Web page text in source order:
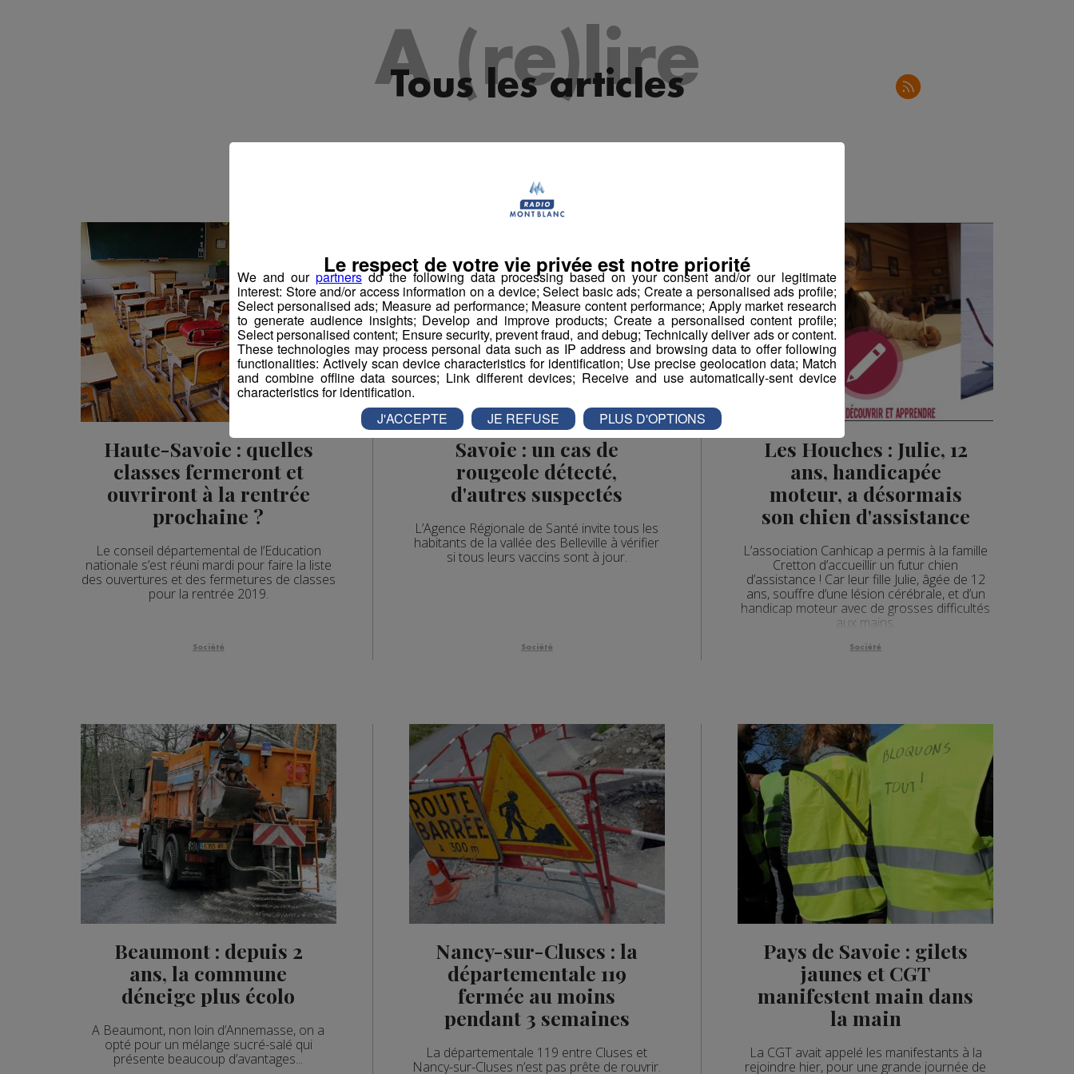
A (re)lire
Tous les articles
Haute-Savoie : quelles
classes fermeront et
ouvriront à la rentrée
prochaine ?
Le conseil départemental de l’Education
nationale s’est réuni mardi pour faire la liste
des ouvertures et des fermetures de classes
pour la rentrée 2019.
Société
Savoie : un cas de
rougeole détecté,
d'autres suspectés
L’Agence Régionale de Santé invite tous les
habitants de la vallée des Belleville à vérifier
si tous leurs vaccins sont à jour.
Société
Les Houches : Julie, 12
ans, handicapée
moteur, a désormais
son chien d'assistance
L’association Canhicap a permis à la famille
Cretton d’accueillir un futur chien
d’assistance ! Car leur fille Julie, âgée de 12
ans, souffre d’une lésion cérébrale, et d’un
handicap moteur avec de grosses difficultés
aux mains.
Société
Beaumont : depuis 2
ans, la commune
déneige plus écolo
A Beaumont, non loin d’Annemasse, on a
opté pour un mélange sucré-salé qui
présente beaucoup d’avantages...
Nancy-sur-Cluses : la
départementale 119
fermée au moins
pendant 3 semaines
La départementale 119 entre Cluses et
Nancy-sur-Cluses n’est pas prête de rouvrir.
Pays de Savoie : gilets
jaunes et CGT
manifestent main dans
la main
La CGT avait appelé les manifestants à la
rejoindre hier, pour une grande journée de
We and our partnersdo the following data processing based on your consent and/or our legitimate
interest: Store and/or access information on a device; Select basic ads; Create a personalised ads profile;
Select personalised ads; Measure ad performance; Measure content performance; Apply market research
to generate audience insights; Develop and improve products; Create a personalised content profile;
Select personalised content; Ensure security, prevent fraud, and debug; Technically deliver ads or content.
These technologies may process personal data such as IP address and browsing data to offer following
functionalities: Actively scan device characteristics for identification; Use precise geolocation data; Match
and combine offline data sources; Link different devices; Receive and use automatically-sent device
characteristics for identification.
Le respect de votre vie privée est notre priorité
J'ACCEPTE JE REFUSE PLUS D'OPTIONS